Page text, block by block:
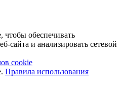
обеспечивать
сайта и анализировать сетевой
cookie
Правила использования